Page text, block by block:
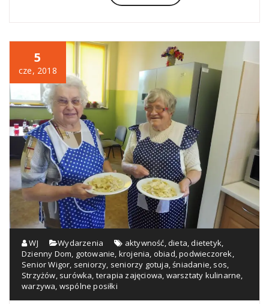
5
cze, 2018
WJ Wydarzenia aktywność,dieta,dietetyk,
Dzienny Dom, gotowanie, krojenia, obiad,podwieczorek,
Senior Wigor, seniorzy, seniorzy gotuja,śniadanie, sos,
Strzyżów, surówka, terapia zajęciowa, warsztaty kulinarne,
warzywa, wspólne posiłki